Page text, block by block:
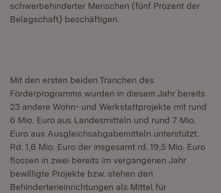
schwerbehinderter Menschen (fünf Prozent der
Belegschaft) beschäftigen.
Mit den ersten beiden Tranchen des
Förderprogramms wurden in diesem Jahr bereits
23 andere Wohn- und Werkstattprojekte mit rund
6 Mio. Euro aus Landesmitteln und rund 7 Mio.
Euro aus Ausgleichsabgabemitteln unterstützt.
Rd. 1,6 Mio. Euro der insgesamt rd. 19,5 Mio. Euro
flossen in zwei bereits im vergangenen Jahr
bewilligte Projekte bzw. stehen den
Behinderteneinrichtungen als Mittel für